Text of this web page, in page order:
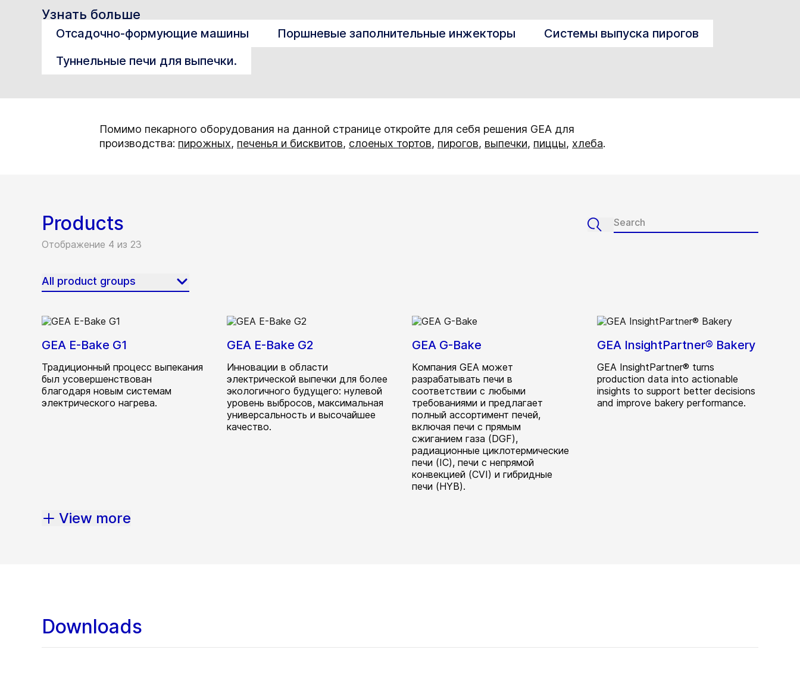
Узнать больше
Отсадочно-формующие машины Поршневые заполнительные инжекторы
Системы выпуска пирогов
Туннельные печи для выпечки.
Помимо пекарного оборудования на данной странице откройте для себя решения GEA для
производства: пирожных, печенья и бисквитов, слоеных тортов, пирогов, выпечки, пиццы, хлеба.
Products
Отображение 4 из 23
All product groups
GEA E-Bake G1
Традиционный процесс выпекания
был усовершенствован
благодаря новым системам
электрического нагрева.
GEA E-Bake G2
Инновации в области
электрической выпечки для более
экологичного будущего: нулевой
уровень выбросов, максимальная
универсальность и высочайшее
качество.
GEA G-Bake
Компания GEA может
разрабатывать печи в
соответствии с любыми
требованиями и предлагает
полный ассортимент печей,
включая печи с прямым
сжиганием газа (DGF),
радиационные циклотермические
печи (IC), печи с непрямой
конвекцией (CVI) и гибридные
печи (HYB).
GEA InsightPartner® Bakery
GEA InsightPartner® turns
production data into actionable
insights to support better decisions
and improve bakery performance.
View more
Downloads